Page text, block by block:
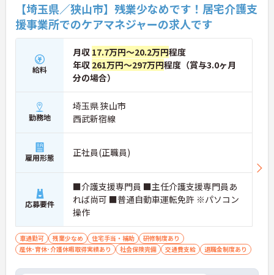
【埼玉県／狭山市】残業少なめです！居宅介護支
援事業所でのケアマネジャーの求人です
給料
月収 17.7万円～20.2万円程度
年収 261万円～297万円程度（賞与3.0ヶ月
分の場合）
勤務地
埼玉県 狭山市
西武新宿線
雇用形態 正社員(正職員)
応募要件
■介護支援専門員 ■主任介護支援専門員あ
れば尚可 ■普通自動車運転免許 ※パソコン
操作
車通勤可 残業少なめ 住宅手当・補助
研修制度あり
産休･育休･介護休暇取得実績あり
社会保険完備 交通費支給 退職金制度あり